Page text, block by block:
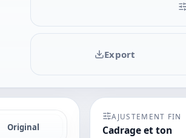
Export
Original
AJUSTEMENT FIN
Cadrage et ton